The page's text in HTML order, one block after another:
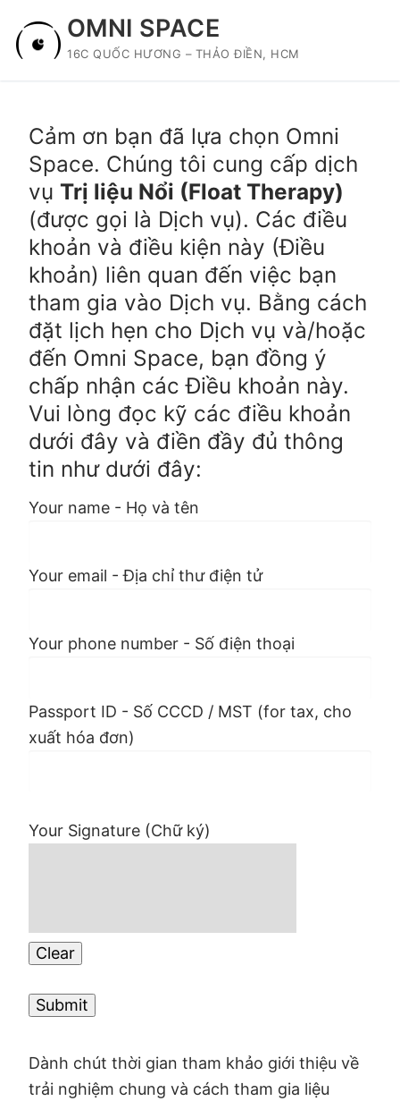
content
OMNI SPACE
16C QUỐC HƯƠNG – THẢO ĐIỀN, HCM
Cảm ơn bạn đã lựa chọn Omni
Space. Chúng tôi cung cấp dịch
vụ Trị liệu Nổi (Float Therapy)
(được gọi là Dịch vụ). Các điều
khoản và điều kiện này (Điều
khoản) liên quan đến việc bạn
tham gia vào Dịch vụ. Bằng cách
đặt lịch hẹn cho Dịch vụ và/hoặc
đến Omni Space, bạn đồng ý
chấp nhận các Điều khoản này.
Vui lòng đọc kỹ các điều khoản
dưới đây và điền đầy đủ thông
tin như dưới đây:
Your name - Họ và tên
Your email - Địa chỉ thư điện tử
Your phone number - Số điện thoại
Passport ID - Số CCCD / MST (for tax, cho
xuất hóa đơn)
Your Signature (Chữ ký)
Clear
Dành chút thời gian tham khảo giới thiệu về
trải nghiệm chung và cách tham gia liệu